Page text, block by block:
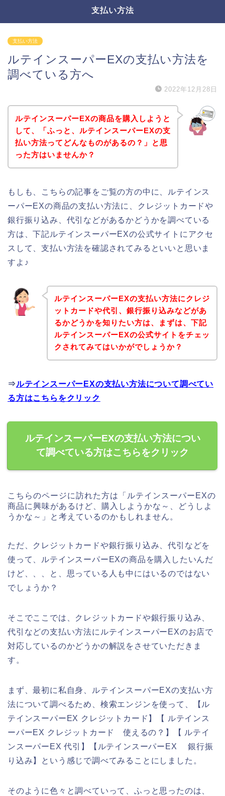
支払い方法
支払い方法
ルテインスーパーEXの支払い方法を
調べている方へ
2022年12月28日
ルテインスーパーEXの商品を購入しようと
して、「ふっと、ルテインスーパーEXの支
払い方法ってどんなものがあるの？」と思
った方はいませんか？
もしも、こちらの記事をご覧の方の中に、ルテインス
ーパーEXの商品の支払い方法に、クレジットカードや
銀行振り込み、代引などがあるかどうかを調べている
方は、下記ルテインスーパーEXの公式サイトにアクセ
スして、支払い方法を確認されてみるといいと思いま
すよ♪
ルテインスーパーEXの支払い方法にクレジ
ットカードや代引、銀行振り込みなどがあ
るかどうかを知りたい方は、まずは、下記
ルテインスーパーEXの公式サイトをチェッ
クされてみてはいかがでしょうか？
⇒ルテインスーパーEXの支払い方法について調べてい
る方はこちらをクリック
ルテインスーパーEXの支払い方法につい
て調べている方はこちらをクリック
こちらのページに訪れた方は「ルテインスーパーEXの
商品に興味があるけど、購入しようかな～、どうしよ
うかな～」と考えているのかもしれません。
ただ、クレジットカードや銀行振り込み、代引などを
使って、ルテインスーパーEXの商品を購入したいんだ
けど、、、と、思っている人も中にはいるのではない
でしょうか？
そこでここでは、クレジットカードや銀行振り込み、
代引などの支払い方法にルテインスーパーEXのお店で
対応しているのかどうかの解説をさせていただきま
す。
まず、最初に私自身、ルテインスーパーEXの支払い方
法について調べるため、検索エンジンを使って、【ル
テインスーパーEX クレジットカード】【 ルテインス
ーパーEX クレジットカード 使えるの？】【 ルテイ
ンスーパーEX 代引】【ルテインスーパーEX 銀行振
り込み】という感じで調べてみることにしました。
そのように色々と調べていって、ふっと思ったのは、